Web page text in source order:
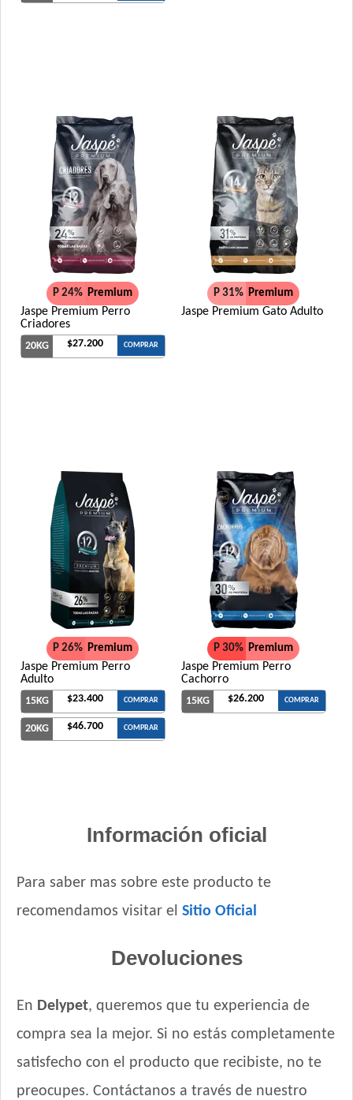
P 24% Premium
Jaspe Premium Perro
Criadores
20KG $27.200 COMPRAR
P 31% Premium
Jaspe Premium Gato Adulto
P 26% Premium
Jaspe Premium Perro
Adulto
15KG $23.400 COMPRAR
20KG $46.700 COMPRAR
P 30% Premium
Jaspe Premium Perro
Cachorro
15KG $26.200 COMPRAR
Información oficial
Para saber mas sobre este producto te
recomendamos visitar el Sitio Oficial
Devoluciones
En Delypet, queremos que tu experiencia de
compra sea la mejor. Si no estás completamente
satisfecho con el producto que recibiste, no te
preocupes. Contáctanos a través de nuestro